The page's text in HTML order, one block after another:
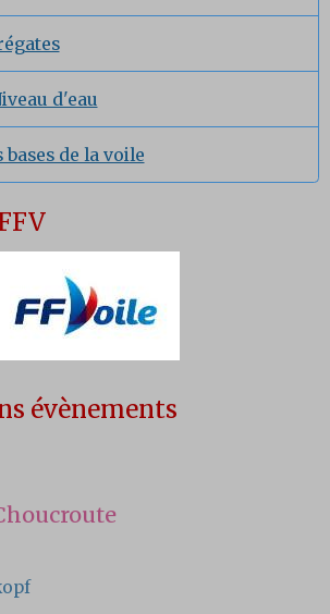
d'eau
de la voile
évènements